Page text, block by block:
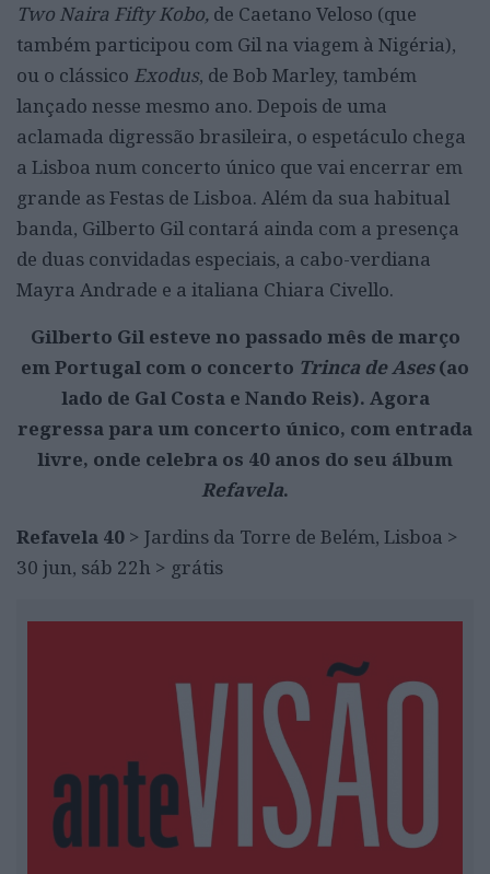
Two Naira Fifty Kobo, de Caetano Veloso (que
também participou com Gil na viagem à Nigéria),
ou o clássico Exodus, de Bob Marley, também
lançado nesse mesmo ano. Depois de uma
aclamada digressão brasileira, o espetáculo chega
a Lisboa num concerto único que vai encerrar em
grande as Festas de Lisboa. Além da sua habitual
banda, Gilberto Gil contará ainda com a presença
de duas convidadas especiais, a cabo-verdiana
Mayra Andrade e a italiana Chiara Civello.
Gilberto Gil esteve no passado mês de março
em Portugal com o concerto Trinca de Ases(ao
lado de Gal Costa e Nando Reis). Agora
regressa para um concerto único, com entrada
livre, onde celebra os 40 anos do seu álbum
Refavela.
Refavela 40 > Jardins da Torre de Belém, Lisboa >
30 jun, sáb 22h > grátis